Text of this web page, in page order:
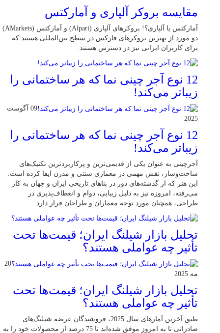
مقایسه بروکر آلپاری و آمارکتس
آمارکتس یا آلپاری؟! بروکرهای آلپاری (Alpari) و آمارکتس (AMarkets)
دو مورد از بهترین بروکرهای فارکس در سطح بین‌المللی هستند که
برای کاربران ایرانی نیز در دسترس هستند.
12 نوع آجر چینی نما که هر ساختمانی را
زیباتر می‌کند!
09 آگوست
2025
12 نوع آجر چینی نما که هر ساختمانی را
زیباتر می‌کند!
آجرچینی به عنوان یکی از قدیمی‌ترین و پرکاربردترین تکنیک‌های
ساخت‌وساز، نقش مهمی در معماری سنتی و مدرن ایفا کرده است.
این هنر که از گذشته‌های دور در بناهای تاریخی ایران و جهان به کار
می‌رفته، امروزه نیز به دلیل زیبایی، دوام و انعطاف‌پذیری در
طراحی، همچنان مورد توجه معماران و طراحان قرار دارد.
تحلیل بازار شیلنگ ایران؛ قیمت‌ها تحت
تأثیر چه عواملی هستند؟
20
مه 2025
تحلیل بازار شیلنگ ایران؛ قیمت‌ها تحت
تأثیر چه عواملی هستند؟
طبق آخرین آمارهای سال 2025، فروشندگان عرضه شیلنگ‌های
صادراتی تا به امروز موفق شده‌اند تا 75 درصد از محصولات خود را به